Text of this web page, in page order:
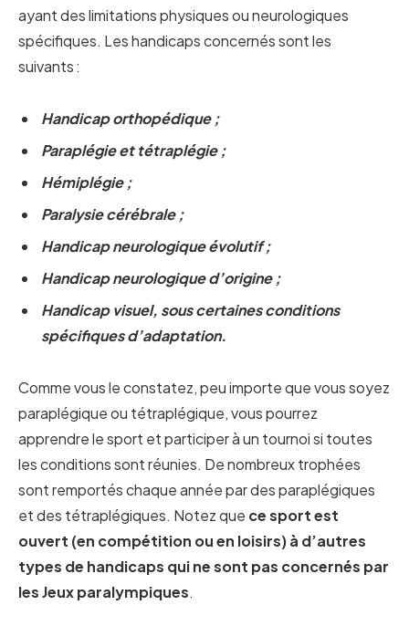
ayant des limitations physiques ou neurologiques
spécifiques. Les handicaps concernés sont les
suivants :
Handicap orthopédique ;
Paraplégie et tétraplégie ;
Hémiplégie ;
Paralysie cérébrale ;
Handicap neurologique évolutif ;
Handicap neurologique d’origine ;
Handicap visuel, sous certaines conditions
spécifiques d’adaptation.
Comme vous le constatez, peu importe que vous soyez
paraplégique ou tétraplégique, vous pourrez
apprendre le sport et participer à un tournoi si toutes
les conditions sont réunies. De nombreux trophées
sont remportés chaque année par des paraplégiques
et des tétraplégiques. Notez que ce sport est
ouvert (en compétition ou en loisirs) à d’autres
types de handicaps qui ne sont pas concernés par
les Jeux paralympiques.